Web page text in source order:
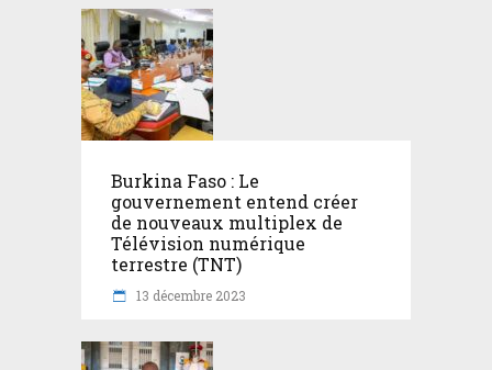
Burkina Faso : Le
gouvernement entend créer
de nouveaux multiplex de
Télévision numérique
terrestre (TNT)
13 décembre 2023